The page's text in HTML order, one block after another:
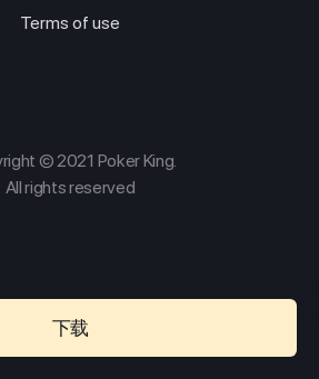
Terms of use
© 2021 Poker King.
All rights reserved
下载